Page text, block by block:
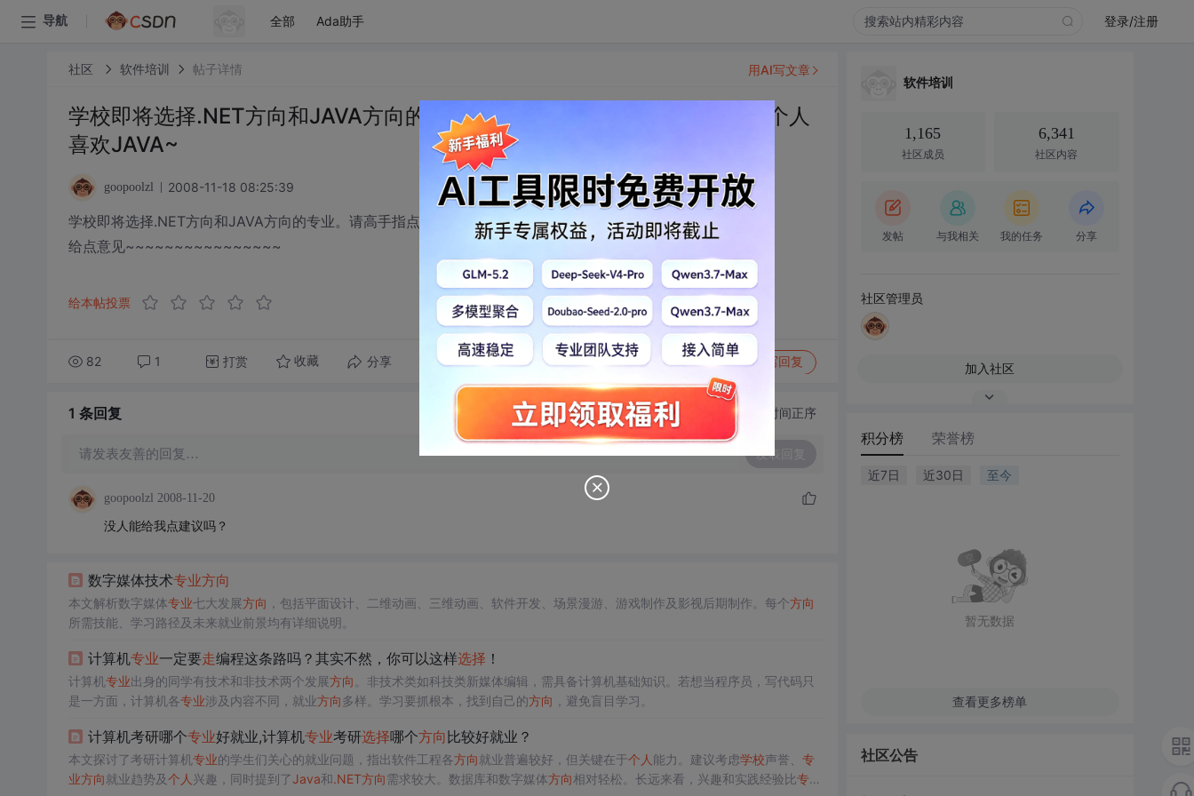
导航 全部 Ada助手 登录/注册
社区 软件培训 帖子详情
学校即将选择.NET方向和JAVA方向的专业。请高手指点道路该往哪里走？个人
喜欢JAVA~
goopoolzl 2008-11-18 08:25:39
学校即将选择.NET方向和JAVA方向的专业。请高手指点道路该往哪里走？个人喜欢JAVA~
给点意见~~~~~~~~~~~~~~~~
给本帖投票
82 1 打赏 收藏 分享 转发到动态 举报 写回复
用AI写文章
1 条回复 切换为时间正序
请发表友善的回复… 发表回复
goopoolzl 2008-11-20
没人能给我点建议吗？
数字媒体技术专业方向
本文解析数字媒体专业七大发展方向 ，包括平面设计、二维动画、三维动画、软件开发、场景漫游、游戏制作及影视后期制作。每个方向
所需技能、学习路径及未来就业前景均有详细说明。
计算机专业一定要走编程这条路吗？其实不然，你可以这样选择 ！
计算机专业出身的同学有技术和非技术两个发展方向 。非技术类如科技类新媒体编辑，需具备计算机基础知识。若想当程序员，写代码只
是一方面，计算机各专业涉及内容不同，就业方向多样。学习要抓根本，找到自己的方向 ，避免盲目学习。
计算机考研哪个专业好就业,计算机专业考研选择哪个方向 比较好就业？
本文探讨了考研计算机专业的学生们关心的就业问题，指出软件工程各方向就业普遍较好，但关键在于个人 能力。建议考虑学校声誉、 专
业方向就业趋势及个人 兴趣，同时提到了Java和.NET方向需求较大。数据库和数字媒体方向相对轻松。长远来看，兴趣和实践经验比专业
软件培训
1,165
社区成员
6,341
社区内容
发帖 与我相关 我的任务 分享
社区管理员
加入社区
积分榜 荣誉榜
近7日 近30日 至今
暂无数据
查看更多榜单
社区公告